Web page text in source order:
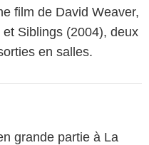
film de David Weaver,
Siblings (2004), deux
en salles.
grande partie à La